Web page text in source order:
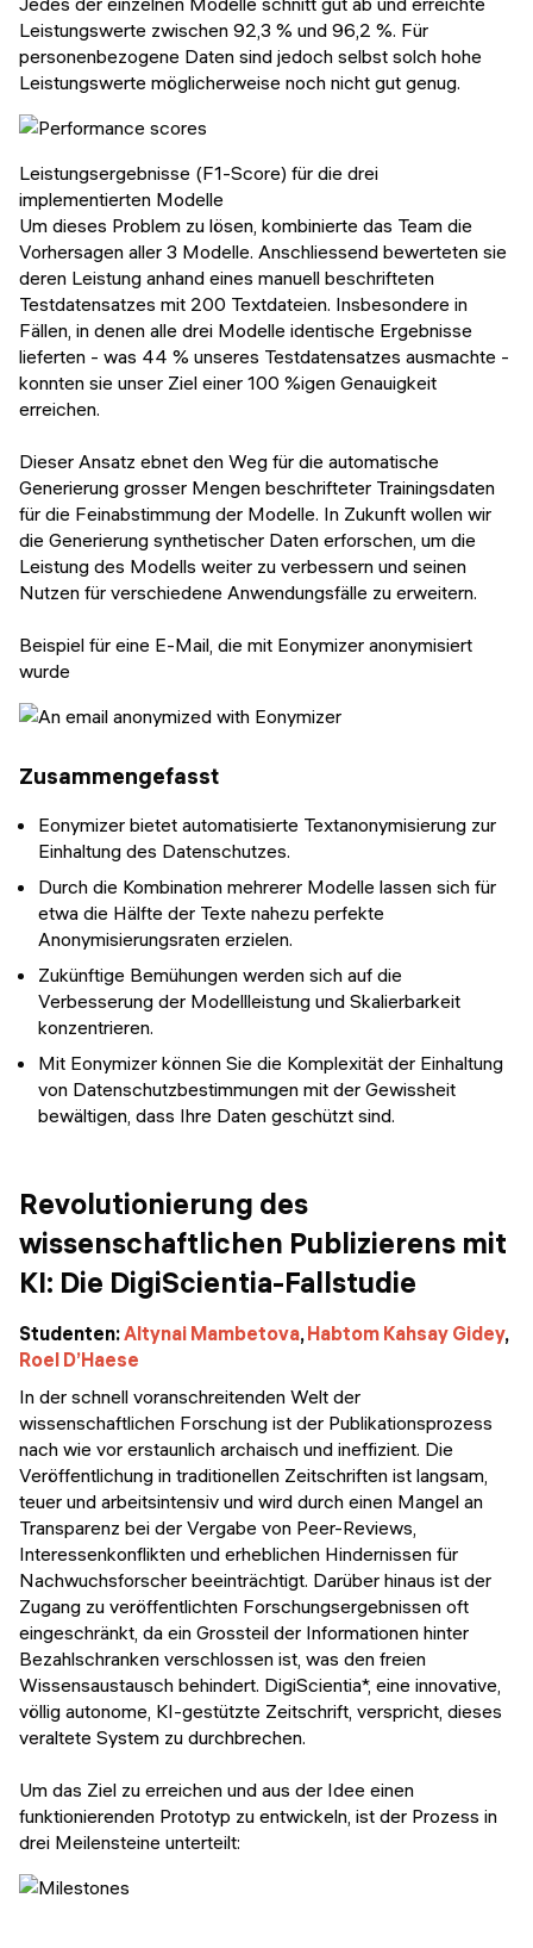
Leistungswerte zwischen 92,3 % und 96,2 %. Für
personenbezogene Daten sind jedoch selbst solch hohe
Leistungswerte möglicherweise noch nicht gut genug.
Leistungsergebnisse (F1-Score) für die drei
implementierten Modelle
Um dieses Problem zu lösen, kombinierte das Team die
Vorhersagen aller 3 Modelle. Anschliessend bewerteten sie
deren Leistung anhand eines manuell beschrifteten
Testdatensatzes mit 200 Textdateien. Insbesondere in
Fällen, in denen alle drei Modelle identische Ergebnisse
lieferten - was 44 % unseres Testdatensatzes ausmachte -
konnten sie unser Ziel einer 100 %igen Genauigkeit
erreichen.
Dieser Ansatz ebnet den Weg für die automatische
Generierung grosser Mengen beschrifteter Trainingsdaten
für die Feinabstimmung der Modelle. In Zukunft wollen wir
die Generierung synthetischer Daten erforschen, um die
Leistung des Modells weiter zu verbessern und seinen
Nutzen für verschiedene Anwendungsfälle zu erweitern.
Beispiel für eine E-Mail, die mit Eonymizer anonymisiert
wurde
Zusammengefasst
Eonymizer bietet automatisierte Textanonymisierung zur
Einhaltung des Datenschutzes.
Durch die Kombination mehrerer Modelle lassen sich für
etwa die Hälfte der Texte nahezu perfekte
Anonymisierungsraten erzielen.
Zukünftige Bemühungen werden sich auf die
Verbesserung der Modellleistung und Skalierbarkeit
konzentrieren.
Mit Eonymizer können Sie die Komplexität der Einhaltung
von Datenschutzbestimmungen mit der Gewissheit
bewältigen, dass Ihre Daten geschützt sind.
Revolutionierung des
wissenschaftlichen Publizierens mit
KI: Die DigiScientia-Fallstudie
Studenten:Altynai Mambetova, Habtom Kahsay Gidey,
Roel D’Haese
In der schnell voranschreitenden Welt der
wissenschaftlichen Forschung ist der Publikationsprozess
nach wie vor erstaunlich archaisch und ineffizient. Die
Veröffentlichung in traditionellen Zeitschriften ist langsam,
teuer und arbeitsintensiv und wird durch einen Mangel an
Transparenz bei der Vergabe von Peer-Reviews,
Interessenkonflikten und erheblichen Hindernissen für
Nachwuchsforscher beeinträchtigt. Darüber hinaus ist der
Zugang zu veröffentlichten Forschungsergebnissen oft
eingeschränkt, da ein Grossteil der Informationen hinter
Bezahlschranken verschlossen ist, was den freien
Wissensaustausch behindert. DigiScientia*, eine innovative,
völlig autonome, KI-gestützte Zeitschrift, verspricht, dieses
veraltete System zu durchbrechen.
Um das Ziel zu erreichen und aus der Idee einen
funktionierenden Prototyp zu entwickeln, ist der Prozess in
drei Meilensteine unterteilt: